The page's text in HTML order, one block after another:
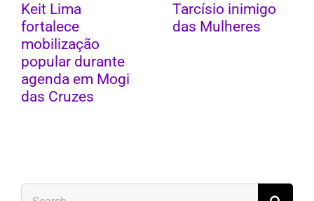
Keit Lima
fortalece
mobilização
popular durante
agenda em Mogi
das Cruzes
Tarcísio inimigo
das Mulheres